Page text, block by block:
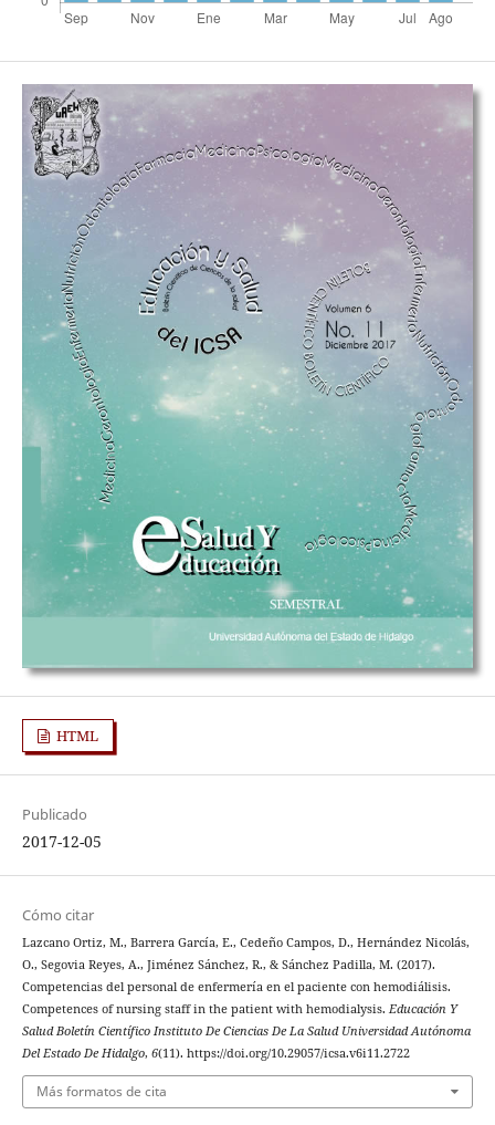
HTML
Publicado
2017-12-05
Cómo citar
Lazcano Ortiz, M., Barrera García, E., Cedeño Campos, D., Hernández Nicolás,
O., Segovia Reyes, A., Jiménez Sánchez, R., & Sánchez Padilla, M. (2017).
Competencias del personal de enfermería en el paciente con hemodiálisis.
Competences of nursing staff in the patient with hemodialysis. Educación Y
Salud Boletín Científico Instituto De Ciencias De La Salud Universidad Autónoma
Del Estado De Hidalgo, 6(11). https://doi.org/10.29057/icsa.v6i11.2722
Más formatos de cita